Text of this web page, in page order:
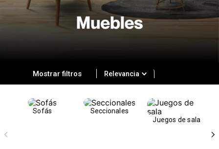
Relevancia
Sofás
Seccionales
Juegos de sala
cojin